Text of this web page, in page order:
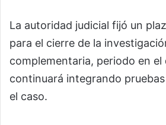
La autoridad judicial fijó un
para el cierre de la
complementaria, periodo en el
continuará integrando
el caso.